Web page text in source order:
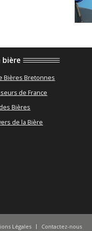
bière
Bières Bretonnes
de France
Bières
de la Bière
Légales Contactez-nous